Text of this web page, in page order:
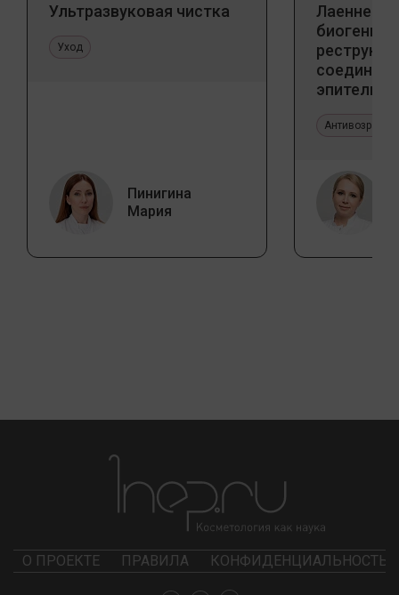
Ультразвуковая чистка
Уход
Пинигина
Мария
Лаеннек
биогенный
О ПРОЕКТЕ ПРАВИЛА КОНФИДЕНЦИАЛЬНОСТЬ